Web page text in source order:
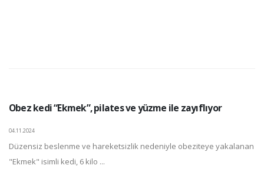
Obez kedi “Ekmek”, pilates ve yüzme ile zayıflıyor
04.11.2024
Düzensiz beslenme ve hareketsizlik nedeniyle obeziteye yakalanan
"Ekmek" isimli kedi, 6 kilo ...